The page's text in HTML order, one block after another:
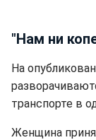
"Нам ни
На
транспорте в
Женщина